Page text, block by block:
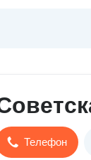
Телефон